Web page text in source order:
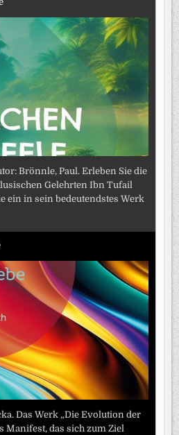
Brönnle, Paul. Erleben Sie die
Gelehrten Ibn Tufail
ein in sein bedeutendstes Werk
Das Werk „Die Evolution der
Manifest, das sich zum Ziel